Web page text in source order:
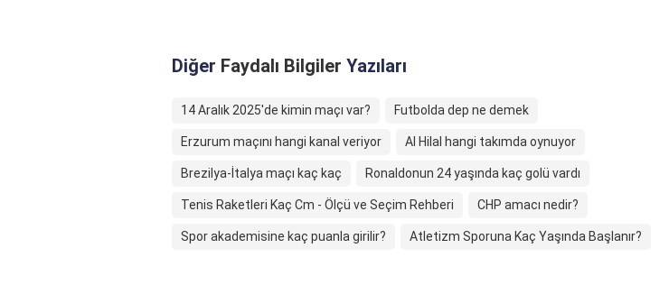
Diğer Faydalı Bilgiler Yazıları
14 Aralık 2025'de kimin maçı var? Futbolda dep ne demek
Erzurum maçını hangi kanal veriyor Al Hilal hangi takımda oynuyor
Brezilya-İtalya maçı kaç kaç Ronaldonun 24 yaşında kaç golü vardı
Tenis Raketleri Kaç Cm - Ölçü ve Seçim Rehberi CHP amacı nedir?
Spor akademisine kaç puanla girilir? Atletizm Sporuna Kaç Yaşında Başlanır?